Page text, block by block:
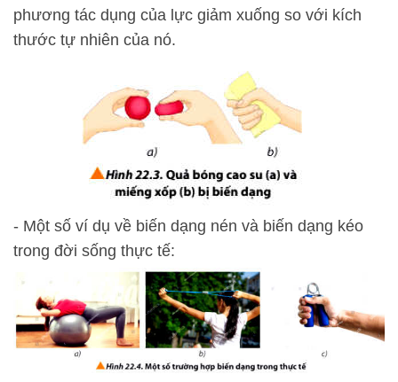
phương tác dụng của lực giảm xuống so với kích
thước tự nhiên của nó.
- Một số ví dụ về biến dạng nén và biến dạng kéo
trong đời sống thực tế: